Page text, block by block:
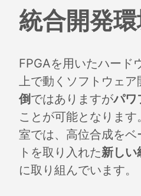
統合開発
FPGAを用いたハード
上で動くソフトウェ
倒ではありますがパワ
ことが可能となりま
室では、高位合成を
トを取り入れた新しい
に取り組んでいます。